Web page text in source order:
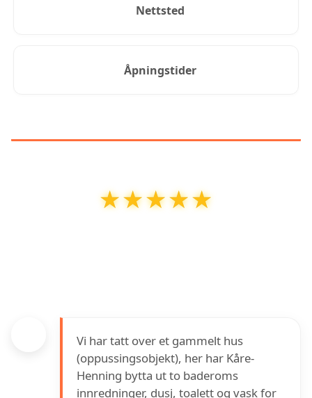
Nettsted
Åpningstider
★★★★★
★★★★★
Vi har tatt over et gammelt hus
(oppussingsobjekt), her har Kåre-
Henning bytta ut to baderoms
innredninger, dusj, toalett og vask for